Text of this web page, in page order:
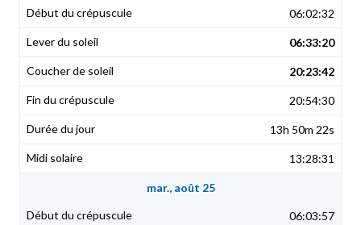
06:02:32
06:33:20
20:23:42
20:54:30
13h 50m 22s
13:28:31
mar., août 25
06:03:57